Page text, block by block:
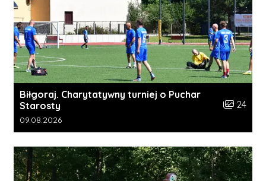
Biłgoraj. Charytatywny turniej o Puchar
Starosty
Liczba
24
Data dodania galerii:
09.08.2026